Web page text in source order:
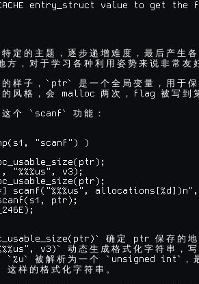
entry_struct value to get
特 定 的 主 题 ， 逐 步 递 增 难 度 ， 最 后 产 生 各
方 ， 对 于 学 习 各 种 利 用 姿 势 来 说 非 常 友
的 样 子 ， `ptr` 是 一 个 全 局 变 量 ， 用 于 保
的 风 格 ， 会 malloc 两 次 ， flag 被 写 到
这 个 `scanf` 功 能 ：
"scanf") )
"%%%us", v3);
scanf("%%%us",
ptr);
确 定 ptr 保 存 的 地
v3)` 动 态 生 成 格 式 化 字 符 串 ，
写
`%u` 被 解 析 为 一 个 `unsigned int` ，
这 样 的 格 式 化 字 符 串 。